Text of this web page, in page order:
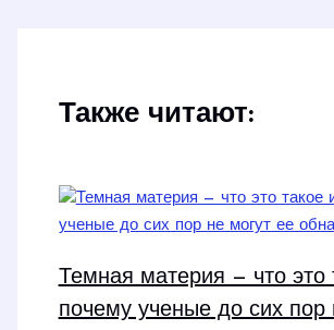
Также читают:
Темная материя — что это
почему ученые до сих пор